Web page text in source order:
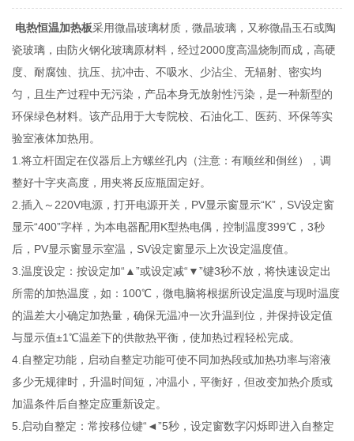
电热恒温加热板采用微晶玻璃材质，微晶玻璃，又称微晶玉石或陶
瓷玻璃，由防火钢化玻璃原材料，经过2000度高温烧制而成，高硬
度、耐腐蚀、抗压、抗冲击、不吸水、少沾尘、无辐射、密实均
匀，且生产过程中无污染，产品本身无放射性污染，是一种新型的
环保绿色材料。该产品用于大专院校、石油化工、医药、环保等实
验室液体加热用。
1.将立杆固定在仪器后上方螺丝孔内（注意：有顺丝和倒丝），调
整好十字夹高度，用夹将反应瓶固定好。
2.插入～220V电源，打开电源开关，PV显示窗显示“K”，SV设定窗
显示“400”字样，为本电器配用K型热电偶，控制温度399℃，3秒
后，PV显示窗显示室温，SV设定窗显示上次设定温度值。
3.温度设定：按设定加“▲”或设定减“▼”键3秒不放，将快速设定出
所需的加热温度，如：100℃，微电脑将根据所设定温度与现时温度
的温差大小确定加热量，确保无温冲一次升温到位，并保持设定值
与显示值±1℃温差下的供散热平衡，使加热过程轻松完成。
4.自整定功能，启动自整定功能可使不同加热段或加热功率与溶液
多少无规律时，升温时间短，冲温小，平衡好，但改变加热介质或
加温条件后自整定应重新设定。
5.启动自整定：常按移位键“◄”5秒，设定窗数字闪烁即进入自整定